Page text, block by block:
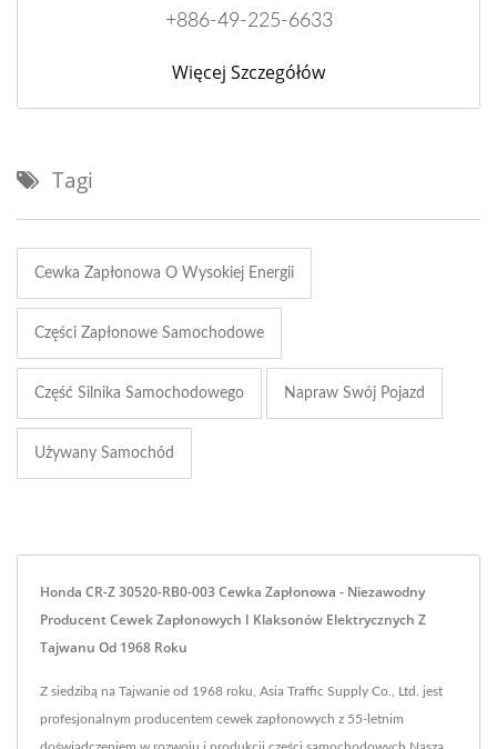
+886-49-225-6633
Więcej Szczegółów
Tagi
Cewka Zapłonowa O Wysokiej Energii
Części Zapłonowe Samochodowe
Część Silnika Samochodowego Napraw Swój Pojazd
Używany Samochód
Honda CR-Z 30520-RB0-003 Cewka Zapłonowa - Niezawodny
Producent Cewek Zapłonowych I Klaksonów Elektrycznych Z
Tajwanu Od 1968 Roku
Z siedzibą na Tajwanie od 1968 roku, Asia Traffic Supply Co., Ltd. jest
profesjonalnym producentem cewek zapłonowych z 55-letnim